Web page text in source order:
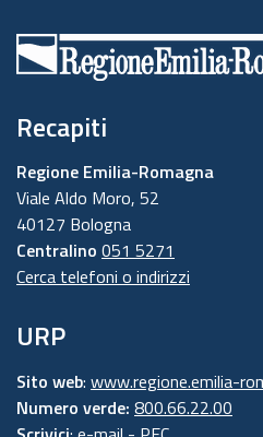
Recapiti
Regione Emilia-Romagna
Viale Aldo Moro, 52
40127 Bologna
Centralino 051 5271
Cerca telefoni o indirizzi
URP
Sito web: www.regione.emilia-
Numero verde: 800.66.22.00